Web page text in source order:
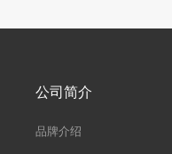
公司简介
品牌介绍